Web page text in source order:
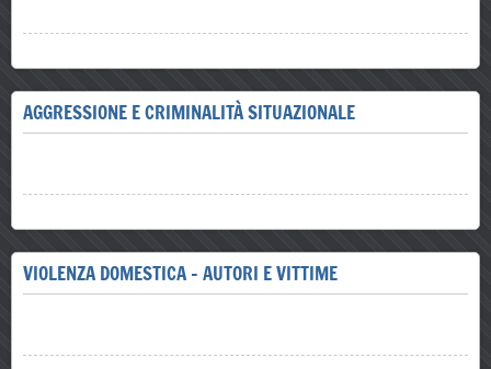
AGGRESSIONE E CRIMINALITÀ SITUAZIONALE
VIOLENZA DOMESTICA - AUTORI E VITTIME